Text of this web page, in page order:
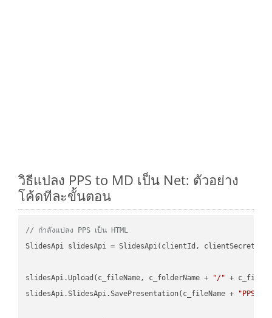
วิธีแปลง PPS to MD เป็น Net: ตัวอย่าง
โค้ดทีละขั้นตอน
// กำลังแปลง PPS เป็น HTML
SlidesApi slidesApi = SlidesApi(clientId, clientSecret);
slidesApi.Upload(c_fileName, c_folderName + "/" +
slidesApi.SlidesApi.SavePresentation(c_fileName +
"PPS"